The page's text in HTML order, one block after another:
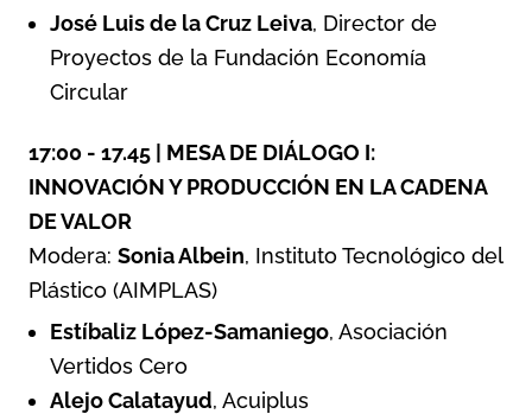
José Luis de la Cruz Leiva, Director de
Proyectos de la Fundación Economía
Circular
17:00 - 17.45 | MESA DE DIÁLOGO I:
INNOVACIÓN Y PRODUCCIÓN EN LA CADENA
DE VALOR
Modera: Sonia Albein, Instituto Tecnológico del
Plástico (AIMPLAS)
Estíbaliz López-Samaniego, Asociación
Vertidos Cero
Alejo Calatayud, Acuiplus